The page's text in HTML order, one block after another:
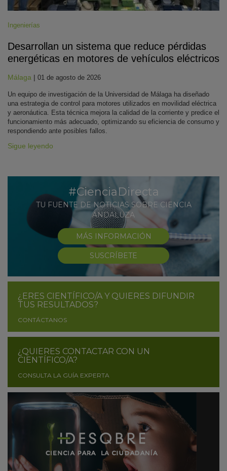
Ingenierías
Desarrollan un sistema que reduce pérdidas
energéticas en motores de vehículos eléctricos
Málaga | 01 de agosto de 2026
Un equipo de investigación de la Universidad de Málaga ha diseñado
una estrategia de control para motores utilizados en movilidad eléctrica
y aeronáutica. Esta técnica mejora la calidad de la corriente y predice el
funcionamiento más adecuado, optimizando su eficiencia de consumo y
respondiendo ante posibles fallos.
Sigue leyendo
#CienciaDirecta
TU FUENTE DE NOTICIAS SOBRE CIENCIA
ANDALUZA
MÁS INFORMACIÓN
SUSCRÍBETE
¿ERES CIENTÍFICO/A Y QUIERES DIFUNDIR
TUS RESULTADOS?
CONTÁCTANOS
¿QUIERES CONTACTAR CON UN
CIENTÍFICO/A?
CONSULTA LA GUÍA EXPERTA